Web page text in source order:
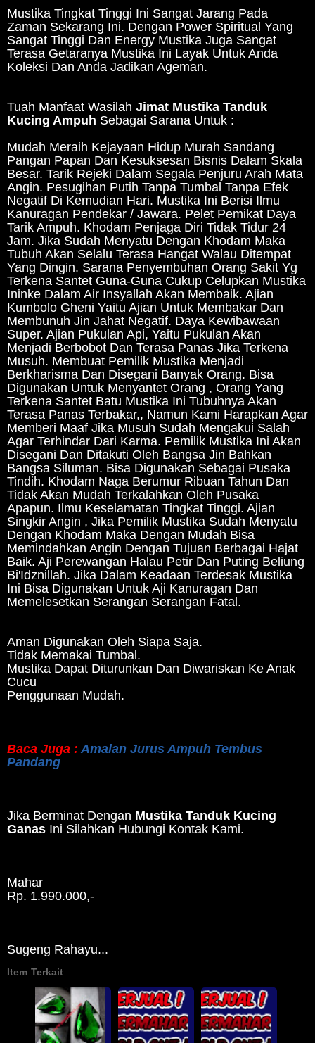
Mustika Tingkat Tinggi Ini Sangat Jarang Pada
Zaman Sekarang Ini. Dengan Power Spiritual Yang
Sangat Tinggi Dan Energy Mustika Juga Sangat
Terasa Getaranya Mustika Ini Layak Untuk Anda
Koleksi Dan Anda Jadikan Ageman.
Tuah Manfaat Wasilah Jimat Mustika Tanduk
Kucing Ampuh Sebagai Sarana Untuk :
Mudah Meraih Kejayaan Hidup Murah Sandang
Pangan Papan Dan Kesuksesan Bisnis Dalam Skala
Besar. Tarik Rejeki Dalam Segala Penjuru Arah Mata
Angin. Pesugihan Putih Tanpa Tumbal Tanpa Efek
Negatif Di Kemudian Hari. Mustika Ini Berisi Ilmu
Kanuragan Pendekar / Jawara. Pelet Pemikat Daya
Tarik Ampuh. Khodam Penjaga Diri Tidak Tidur 24
Jam. Jika Sudah Menyatu Dengan Khodam Maka
Tubuh Akan Selalu Terasa Hangat Walau Ditempat
Yang Dingin. Sarana Penyembuhan Orang Sakit Yg
Terkena Santet Guna-Guna Cukup Celupkan Mustika
Ininke Dalam Air Insyallah Akan Membaik. Ajian
Kumbolo Gheni Yaitu Ajian Untuk Membakar Dan
Membunuh Jin Jahat Negatif. Daya Kewibawaan
Super. Ajian Pukulan Api, Yaitu Pukulan Akan
Menjadi Berbobot Dan Terasa Panas Jika Terkena
Musuh. Membuat Pemilik Mustika Menjadi
Berkharisma Dan Disegani Banyak Orang. Bisa
Digunakan Untuk Menyantet Orang , Orang Yang
Terkena Santet Batu Mustika Ini Tubuhnya Akan
Terasa Panas Terbakar,, Namun Kami Harapkan Agar
Memberi Maaf Jika Musuh Sudah Mengakui Salah
Agar Terhindar Dari Karma. Pemilik Mustika Ini Akan
Disegani Dan Ditakuti Oleh Bangsa Jin Bahkan
Bangsa Siluman. Bisa Digunakan Sebagai Pusaka
Tindih. Khodam Naga Berumur Ribuan Tahun Dan
Tidak Akan Mudah Terkalahkan Oleh Pusaka
Apapun. Ilmu Keselamatan Tingkat Tinggi. Ajian
Singkir Angin , Jika Pemilik Mustika Sudah Menyatu
Dengan Khodam Maka Dengan Mudah Bisa
Memindahkan Angin Dengan Tujuan Berbagai Hajat
Baik. Aji Perewangan Halau Petir Dan Puting Beliung
Bi'Idznillah. Jika Dalam Keadaan Terdesak Mustika
Ini Bisa Digunakan Untuk Aji Kanuragan Dan
Memelesetkan Serangan Serangan Fatal.
Aman Digunakan Oleh Siapa Saja.
Tidak Memakai Tumbal.
Mustika Dapat Diturunkan Dan Diwariskan Ke Anak
Cucu
Penggunaan Mudah.
Baca Juga : Amalan Jurus Ampuh Tembus
Pandang
Jika Berminat Dengan Mustika Tanduk Kucing
Ganas Ini Silahkan Hubungi Kontak Kami.
Mahar
Rp. 1.990.000,-
Sugeng Rahayu...
Item Terkait